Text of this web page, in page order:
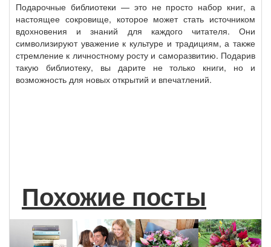
Подарочные библиотеки — это не просто набор книг, а
настоящее сокровище, которое может стать источником
вдохновения и знаний для каждого читателя. Они
символизируют уважение к культуре и традициям, а также
стремление к личностному росту и саморазвитию. Подарив
такую библиотеку, вы дарите не только книги, но и
возможность для новых открытий и впечатлений.
Похожие посты